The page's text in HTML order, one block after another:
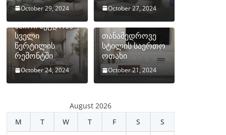
October 29, 2024 October 27, 2024
ხშირი შეცდომა
სველი
წერტილის
რემონტში
October 24, 2024
თანამედროვე
სტილის საერთო
ოთახი
October 21, 2024
August 2026
M
T W T F S S